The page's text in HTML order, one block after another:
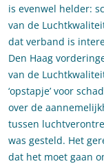
is evenwel helder:
van de
dat verband is
Den Haag
van de
‘opstapje’ voor
over de
tussen
was gesteld. Het
dat het moet gaan